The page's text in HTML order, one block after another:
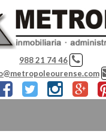
988 21 74 46